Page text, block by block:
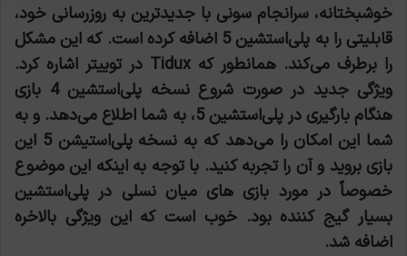
خوشبختانه، سرانجام سونی با جدیدترین به روزرسانی خود،
قابلیتی را به پلی‌استشین 5 اضافه کرده است. که این مشکل
را برطرف می‌کند. همانطور که Tidux در توییتر اشاره کرد.
ویژگی جدید در صورت شروع نسخه پلی‌استشین 4 بازی
هنگام بارگیری در پلی‌استشین 5، به شما اطلاع می‌دهد. و به
شما این امکان را می‌دهد که به نسخه پلی‌استیشن 5 این
بازی بروید و آن را تجربه کنید. با توجه به اینکه این موضوع
خصوصاً در مورد بازی های میان نسلی در پلی‌استشین
بسیار گیج کننده بود. خوب است که این ویژگی بالاخره
اضافه شد.